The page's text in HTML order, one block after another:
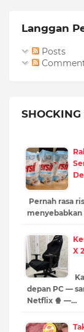
Langgan
Posts
SHOCKING
Pernah rasa
X
depan PC —
Netflix 🍿 —…